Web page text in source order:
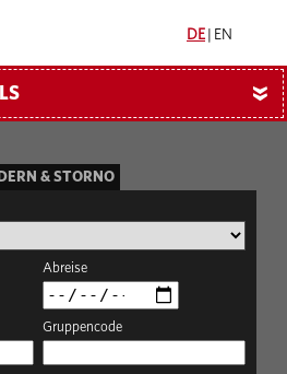
DE EN
»
& STORNO
Abreise
Gruppencode